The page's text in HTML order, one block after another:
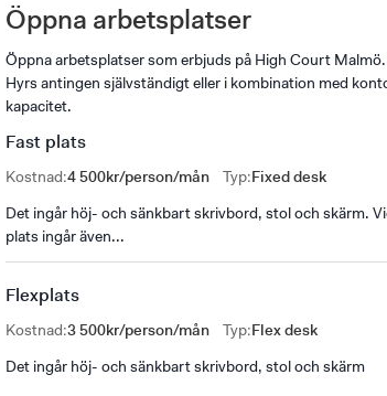
Öppna arbetsplatser
Öppna arbetsplatser som erbjuds på High Court
Hyrs antingen självständigt eller i kombination med
kapacitet.
Fast plats
Kostnad:4 500kr/person/mån Typ:Fixed desk
Det ingår höj- och sänkbart skrivbord, stol och skärm.
plats ingår även...
Flexplats
Kostnad:3 500kr/person/mån Typ:Flex desk
Det ingår höj- och sänkbart skrivbord, stol och skärm